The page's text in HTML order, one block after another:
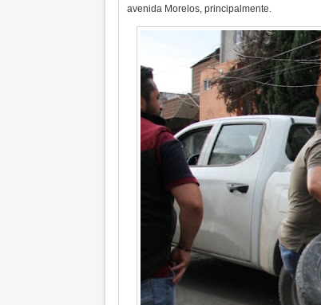
avenida Morelos, principalmente.